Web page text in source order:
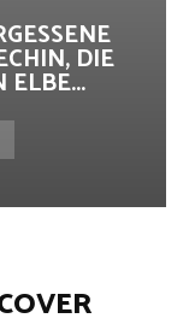
DIE
ELBE...